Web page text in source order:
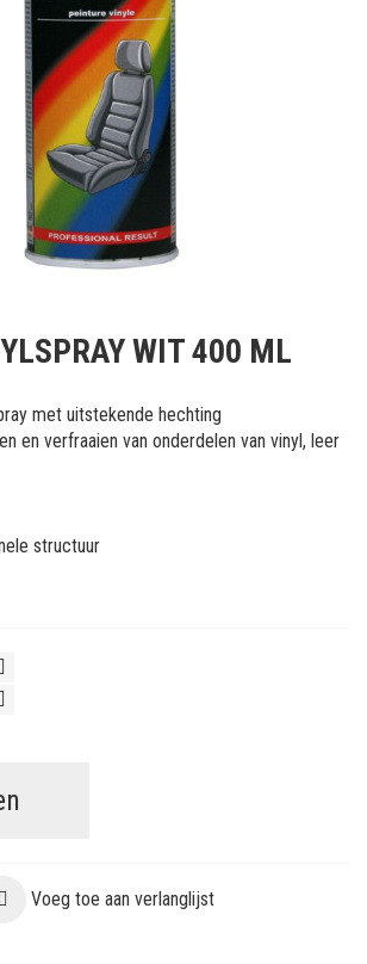
WIT 400 ML
met uitstekende hechting
en verfraaien van onderdelen van vinyl, leer
structuur
Voeg toe aan verlanglijst